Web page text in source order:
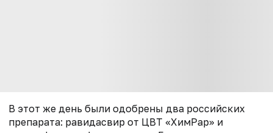
В этот же день были одобрены два российских
препарата: равидасвир от ЦВТ «ХимРар» и